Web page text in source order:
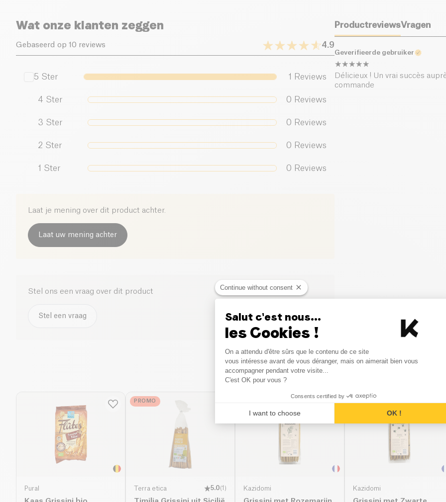
Zout (g)
Wat onze klanten zeggen
Gebaseerd op 10 reviews 4.9
5 Ster 1 Reviews
4 Ster 0 Reviews
3 Ster 0 Reviews
2 Ster 0 Reviews
1 Ster 0 Reviews
Laat je mening over dit product achter.
Laat uw mening achter
Stel ons een vraag over dit product
Stel een vraag
ProductreviewsVragen
Geverifieerde gebruiker
Délicieux ! Un vrai succès
commande
Vergelijkbare producten
Pural
PROMO
Terra etica 5.0(1 ) Kazidomi Kazidomi
Continue without consent
Salut c'est nous...
les Cookies !
Consent Management
On a attendu d'être sûrs que le contenu de ce site
vous intéresse avant de vous déranger, mais on aimerait bien vous
accompagner pendant votre visite...
C'est OK pour vous ?
Consents certified by
I want to choose OK !
Axeptio consent